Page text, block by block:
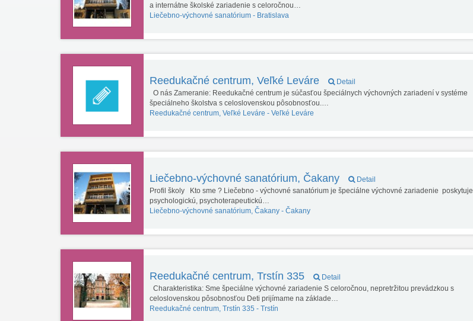
a internátne školské zariadenie s celoročnou…
Liečebno-výchovné sanatórium - Bratislava
Reedukačné centrum, Veľké Leváre
Detail
O nás Zameranie: Reedukačné centrum je súčasťou špeciálnych výchovných zariadení v systéme
špeciálneho školstva s celoslovenskou pôsobnosťou.…
Reedukačné centrum, Veľké Leváre - Veľké Leváre
Liečebno-výchovné sanatórium, Čakany
Detail
Profil školy Kto sme ? Liečebno - výchovné sanatórium je špeciálne výchovné zariadenie poskytuje
psychologickú, psychoterapeutickú…
Liečebno-výchovné sanatórium, Čakany - Čakany
Reedukačné centrum, Trstín 335
Detail
Charakteristika: Sme špeciálne výchovné zariadenie S celoročnou, nepretržitou prevádzkou s
celoslovenskou pôsobnosťou Deti prijímame na základe…
Reedukačné centrum, Trstín 335 - Trstín